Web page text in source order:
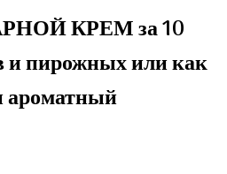
КРЕМ за 10
и пирожных или как
ароматный